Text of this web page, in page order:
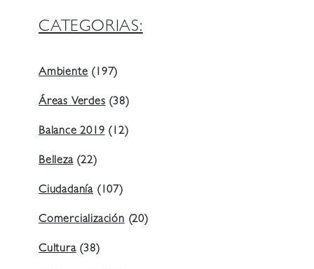
CATEGORIAS:
Ambiente(197)
Áreas Verdes(38)
Balance 2019(12)
Belleza(22)
Ciudadanía (107)
Comercialización(20)
Cultura(38)